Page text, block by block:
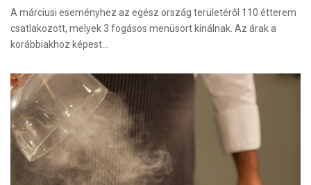
A márciusi eseményhez az egész ország területéről 110 étterem
csatlakozott, melyek 3 fogásos menüsort kínálnak. Az árak a
korábbiakhoz képest…